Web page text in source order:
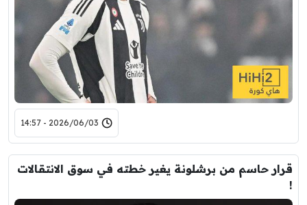
2026/06/03 - 14:57
قرار حاسم من برشلونة يغير خطته في سوق الانتقالات
!